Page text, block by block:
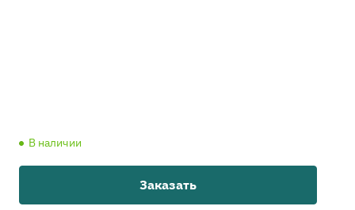
В наличии
Заказать